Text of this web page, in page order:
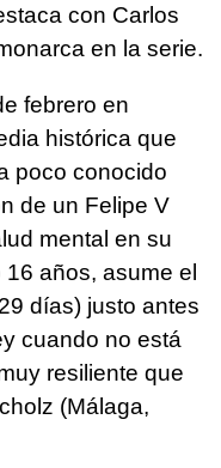
con Carlos
en la serie.
febrero en
histórica que
poco conocido
de un Felipe V
mental en su
años, asume el
días) justo antes
cuando no está
resiliente que
(Málaga,